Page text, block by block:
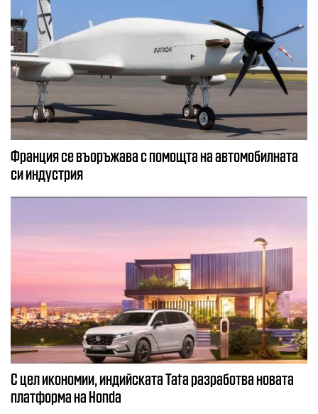
Франция се въоръжава с помощта на автомобилната
си индустрия
С цел икономии, индийската Tata разработва новата
платформа на Honda